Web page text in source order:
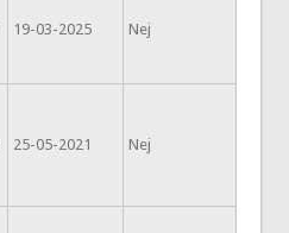
19-03-2025 Nej
25-05-2021 Nej